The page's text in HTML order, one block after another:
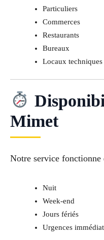
Particuliers
Commerces
Restaurants
Bureaux
Locaux techniques
Mimet
Notre service fonctionne
Nuit
Week-end
Jours fériés
Urgences